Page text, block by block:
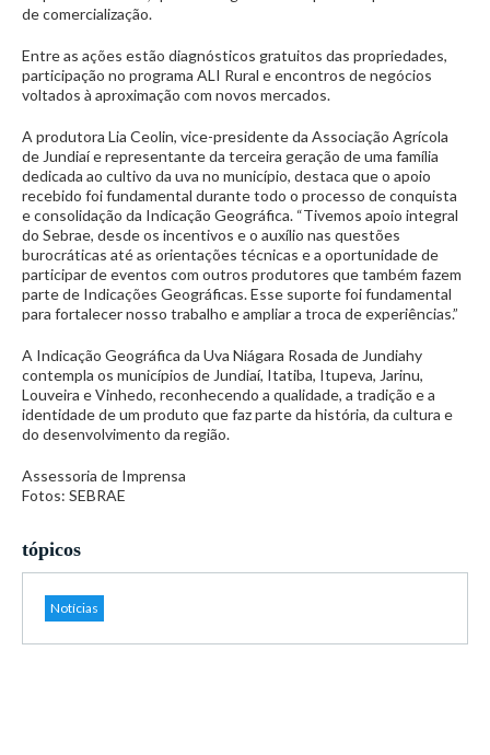
de comercialização.
Entre as ações estão diagnósticos gratuitos das propriedades,
participação no programa ALI Rural e encontros de negócios
voltados à aproximação com novos mercados.
A produtora Lia Ceolin, vice-presidente da Associação Agrícola
de Jundiaí e representante da terceira geração de uma família
dedicada ao cultivo da uva no município, destaca que o apoio
recebido foi fundamental durante todo o processo de conquista
e consolidação da Indicação Geográfica. “Tivemos apoio integral
do Sebrae, desde os incentivos e o auxílio nas questões
burocráticas até as orientações técnicas e a oportunidade de
participar de eventos com outros produtores que também fazem
parte de Indicações Geográficas. Esse suporte foi fundamental
para fortalecer nosso trabalho e ampliar a troca de experiências.”
A Indicação Geográfica da Uva Niágara Rosada de Jundiahy
contempla os municípios de Jundiaí, Itatiba, Itupeva, Jarinu,
Louveira e Vinhedo, reconhecendo a qualidade, a tradição e a
identidade de um produto que faz parte da história, da cultura e
do desenvolvimento da região.
Assessoria de Imprensa
Fotos: SEBRAE
tópicos
Notícias